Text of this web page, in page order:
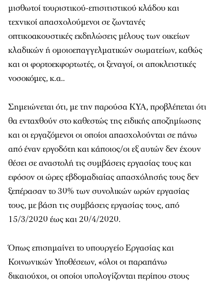
μισθωτοί τουριστικού-επισιτιστικού κλάδου και
τεχνικοί απασχολούμενοι σε ζωντανές
οπτικοακουστικές εκδηλώσεις μέλους των οικείων
κλαδικών ή ομοιοεπαγγελματικών σωματείων, καθώς
και οι φορτοεκφορτωτές, οι ξεναγοί, οι αποκλειστικές
νοσοκόμες, κ.α..
Σημειώνεται ότι, με την παρούσα ΚΥΑ, προβλέπεται ότι
θα ενταχθούν στο καθεστώς της ειδικής αποζημίωσης
και οι εργαζόμενοι οι οποίοι απασχολούνται σε πάνω
από έναν εργοδότη και κάποιος/οι εξ αυτών δεν έχουν
θέσει σε αναστολή τις συμβάσεις εργασίας τους και
εφόσον οι ώρες εβδομαδιαίας απασχόλησής τους δεν
ξεπέρασαν το 30% των συνολικών ωρών εργασίας
τους, με βάση τις συμβάσεις εργασίας τους, από
15/3/2020 έως και 20/4/2020.
Όπως επισημαίνει το υπουργείο Εργασίας και
Κοινωνικών Υποθέσεων, «όλοι οι παραπάνω
δικαιούχοι, οι οποίοι υπολογίζονται περίπου στους